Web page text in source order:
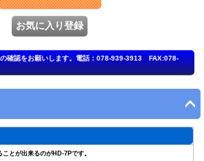
とが出来るのがHD-7Pです。